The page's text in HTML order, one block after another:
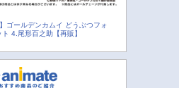
ゴールデンカムイ どうぶつフォ
4.尾形百之助【再販】